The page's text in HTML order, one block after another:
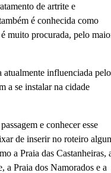
de artrite e
é conhecida como
muito procurada, pelo
atualmente influenciada pelo
a se instalar na cidade
e conhecer esse
de inserir no roteiro
a Praia das Castanheiras,
a Praia dos Namorados e a